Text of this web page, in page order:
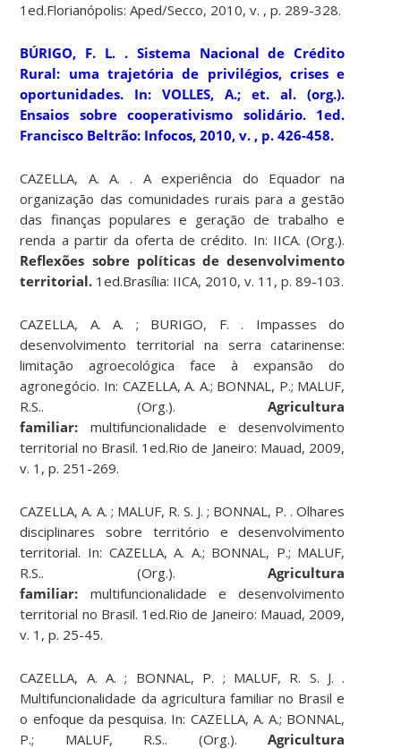
1ed.Florianópolis: Aped/Secco, 2010, v. , p. 289-328.
BÚRIGO, F. L. . Sistema Nacional de Crédito
Rural: uma trajetória de privilégios, crises e
oportunidades. In: VOLLES, A.; et. al. (org.).
Ensaios sobre cooperativismo solidário. 1ed.
Francisco Beltrão: Infocos, 2010, v. , p. 426-458.
CAZELLA, A. A. . A experiência do Equador na
organização das comunidades rurais para a gestão
das finanças populares e geração de trabalho e
renda a partir da oferta de crédito. In: IICA. (Org.).
Reflexões sobre políticas de desenvolvimento
territorial. 1ed.Brasília: IICA, 2010, v. 11, p. 89-103.
CAZELLA, A. A. ; BURIGO, F. . Impasses do
desenvolvimento territorial na serra catarinense:
limitação agroecológica face à expansão do
agronegócio. In: CAZELLA, A. A.; BONNAL, P.; MALUF,
R.S.. (Org.).Agricultura
familiar: multifuncionalidade e desenvolvimento
territorial no Brasil. 1ed.Rio de Janeiro: Mauad, 2009,
v. 1, p. 251-269.
CAZELLA, A. A. ; MALUF, R. S. J. ; BONNAL, P. . Olhares
disciplinares sobre território e desenvolvimento
territorial. In: CAZELLA, A. A.; BONNAL, P.; MALUF,
R.S.. (Org.).Agricultura
familiar: multifuncionalidade e desenvolvimento
territorial no Brasil. 1ed.Rio de Janeiro: Mauad, 2009,
v. 1, p. 25-45.
CAZELLA, A. A. ; BONNAL, P. ; MALUF, R. S. J. .
Multifuncionalidade da agricultura familiar no Brasil e
o enfoque da pesquisa. In: CAZELLA, A. A.; BONNAL,
P.; MALUF, R.S.. (Org.).Agricultura